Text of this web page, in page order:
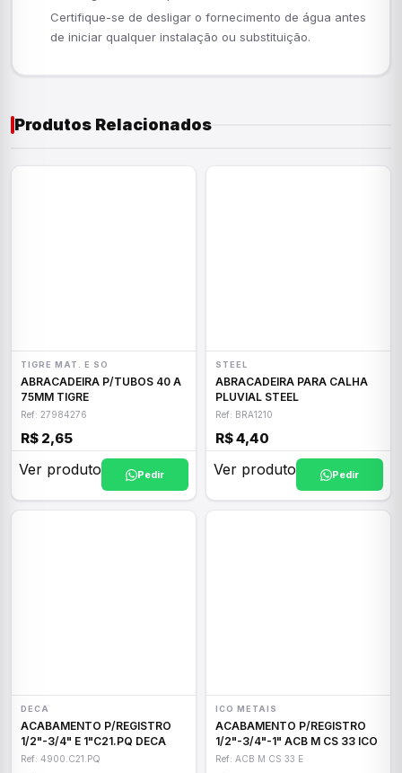
Certifique-se de desligar o fornecimento de água antes
de iniciar qualquer instalação ou substituição.
Produtos Relacionados
TIGRE MAT. E SO
ABRACADEIRA P/TUBOS 40 A
75MM TIGRE
Ref: 27984276
R$ 2,65
Ver produto Pedir
STEEL
ABRACADEIRA PARA CALHA
PLUVIAL STEEL
Ref: BRA1210
R$ 4,40
Ver produto Pedir
DECA
ACABAMENTO P/REGISTRO
1/2"-3/4" E 1"C21.PQ DECA
Ref: 4900.C21.PQ
ICO METAIS
ACABAMENTO P/REGISTRO
1/2"-3/4"-1" ACB M CS 33 ICO
Ref: ACB M CS 33 E